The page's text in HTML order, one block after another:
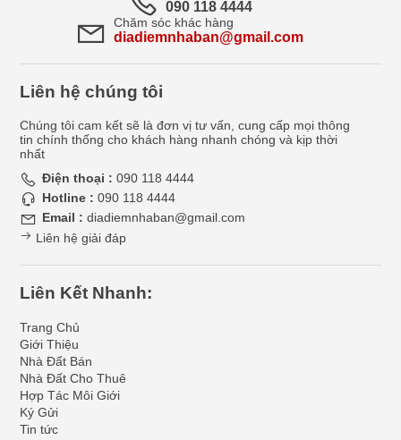
090 118 4444
Chăm sóc khác hàng
diadiemnhaban@gmail.com
Liên hệ chúng tôi
Chúng tôi cam kết sẽ là đơn vị tư vấn, cung cấp mọi thông
tin chính thống cho khách hàng nhanh chóng và kịp thời
nhất
Điện thoại : 090 118 4444
Hotline : 090 118 4444
Email : diadiemnhaban@gmail.com
Liên hệ giải đáp
Liên Kết Nhanh:
Trang Chủ
Giới Thiệu
Nhà Đất Bán
Nhà Đất Cho Thuê
Hợp Tác Môi Giới
Ký Gửi
Tin tức